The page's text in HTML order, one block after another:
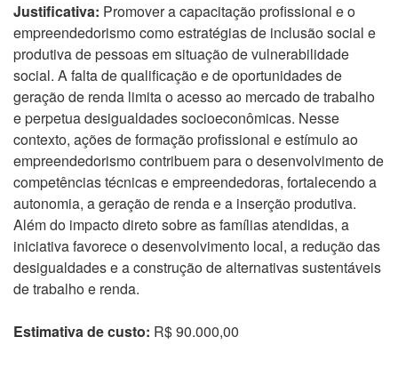
Justificativa: Promover a capacitação profissional e o
empreendedorismo como estratégias de inclusão social e
produtiva de pessoas em situação de vulnerabilidade
social. A falta de qualificação e de oportunidades de
geração de renda limita o acesso ao mercado de trabalho
e perpetua desigualdades socioeconômicas. Nesse
contexto, ações de formação profissional e estímulo ao
empreendedorismo contribuem para o desenvolvimento de
competências técnicas e empreendedoras, fortalecendo a
autonomia, a geração de renda e a inserção produtiva.
Além do impacto direto sobre as famílias atendidas, a
iniciativa favorece o desenvolvimento local, a redução das
desigualdades e a construção de alternativas sustentáveis
de trabalho e renda.
Estimativa de custo: R$ 90.000,00